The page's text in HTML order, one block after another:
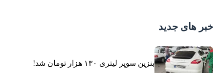
خبر های جدید
بنزین سوپر لیتری ۱۳۰ هزار تومان شد!